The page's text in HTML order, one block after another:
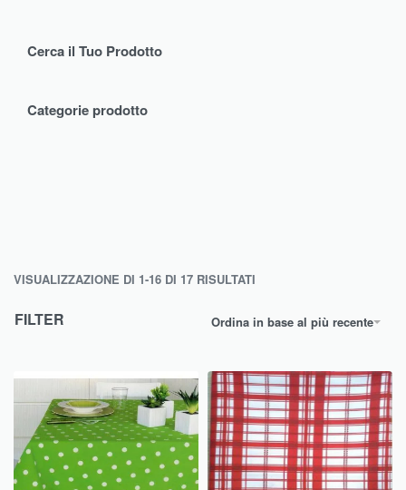
Cerca il Tuo Prodotto
Categorie prodotto
VISUALIZZAZIONE DI 1-16 DI 17 RISULTATI
Ordina in base al più recente
FILTER